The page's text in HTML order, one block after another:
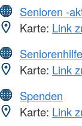
Senioren -
Karte: Link
Seniorenhilfe
Karte: Link
Spenden
Karte: Link